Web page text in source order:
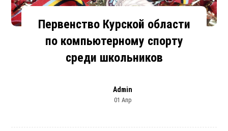
Первенство Курской области
по компьютерному спорту
среди школьников
Admin
01 Апр